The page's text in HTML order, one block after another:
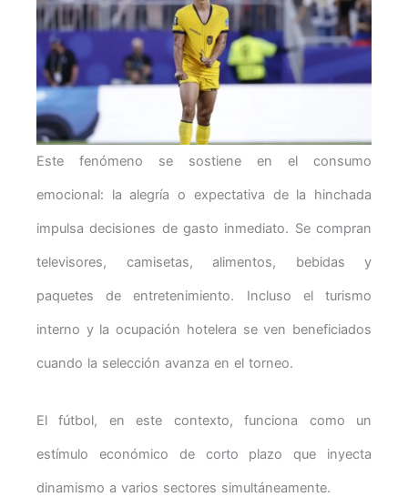
Este fenómeno se sostiene en el consumo
emocional: la alegría o expectativa de la hinchada
impulsa decisiones de gasto inmediato. Se compran
televisores, camisetas, alimentos, bebidas y
paquetes de entretenimiento. Incluso el turismo
interno y la ocupación hotelera se ven beneficiados
cuando la selección avanza en el torneo.
El fútbol, en este contexto, funciona como un
estímulo económico de corto plazo que inyecta
dinamismo a varios sectores simultáneamente.